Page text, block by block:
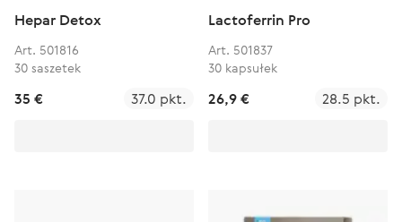
Hepar Detox
Art. 501816
30 saszetek
35 € 37.0 pkt.
Lactoferrin Pro
Art. 501837
30 kapsułek
26,9 € 28.5 pkt.